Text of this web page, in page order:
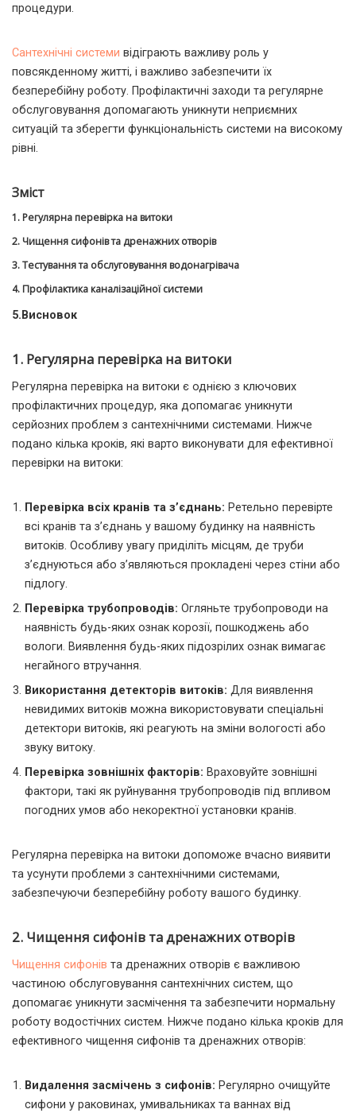
процедури.
Сантехнічні системи відіграють важливу роль у
повсякденному житті, і важливо забезпечити їх
безперебійну роботу. Профілактичні заходи та регулярне
обслуговування допомагають уникнути неприємних
ситуацій та зберегти функціональність системи на високому
рівні.
Зміст
1. Регулярна перевірка на витоки
2. Чищення сифонів та дренажних отворів
3.Тестування та обслуговування водонагрівача
4. Профілактика каналізаційної системи
5.Висновок
1. Регулярна перевірка на витоки
Регулярна перевірка на витоки є однією з ключових
профілактичних процедур, яка допомагає уникнути
серйозних проблем з сантехнічними системами. Нижче
подано кілька кроків, які варто виконувати для ефективної
перевірки на витоки:
Перевірка всіх кранів та з’єднань: Ретельно перевірте
всі кранів та з’єднань у вашому будинку на наявність
витоків. Особливу увагу приділіть місцям, де труби
з’єднуються або з’являються прокладені через стіни або
підлогу.
Перевірка трубопроводів: Огляньте трубопроводи на
наявність будь-яких ознак корозії, пошкоджень або
вологи. Виявлення будь-яких підозрілих ознак вимагає
негайного втручання.
Використання детекторів витоків: Для виявлення
невидимих витоків можна використовувати спеціальні
детектори витоків, які реагують на зміни вологості або
звуку витоку.
Перевірка зовнішніх факторів: Враховуйте зовнішні
фактори, такі як руйнування трубопроводів під впливом
погодних умов або некоректної установки кранів.
Регулярна перевірка на витоки допоможе вчасно виявити
та усунути проблеми з сантехнічними системами,
забезпечуючи безперебійну роботу вашого будинку.
2. Чищення сифонів та дренажних отворів
Чищення сифонів та дренажних отворів є важливою
частиною обслуговування сантехнічних систем, що
допомагає уникнути засмічення та забезпечити нормальну
роботу водостічних систем. Нижче подано кілька кроків для
ефективного чищення сифонів та дренажних отворів:
Видалення засмічень з сифонів: Регулярно очищуйте
сифони у раковинах, умивальниках та ваннах від